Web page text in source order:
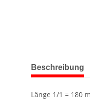
weitere
Beschreibung
Länge 1/1 = 180